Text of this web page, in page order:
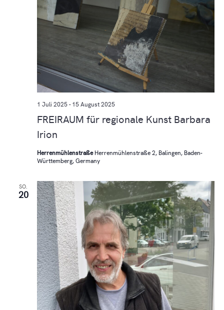
FREIRAUM für regionale Kunst Barbara
Irion
1 Juli 2025- 15 August 2025
Herrenmühlenstraße Herrenmühlenstraße 2, Balingen, Baden-
Württemberg, Germany
SO.
20